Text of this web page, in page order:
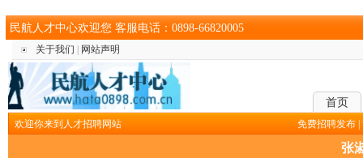
民航人才中心欢迎您 客服电话：0898-66820005
关于我们 网站声明
首页
欢迎你来到人才招聘网站 免费招聘发布|
张